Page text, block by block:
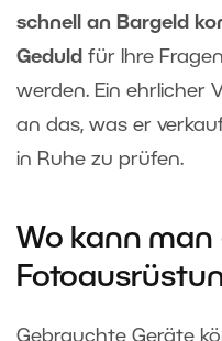
schnell an Bargeld
Geduld für Ihre
werden. Ein ehrlicher
an das, was er
in Ruhe zu prüfen.
Wo kann
Gebrauchte Geräte